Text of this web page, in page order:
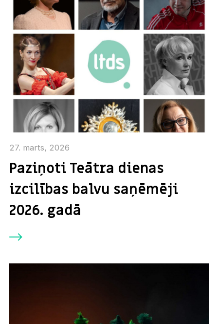
27. marts, 2026
Paziņoti Teātra dienas
izcilības balvu saņēmēji
2026. gadā